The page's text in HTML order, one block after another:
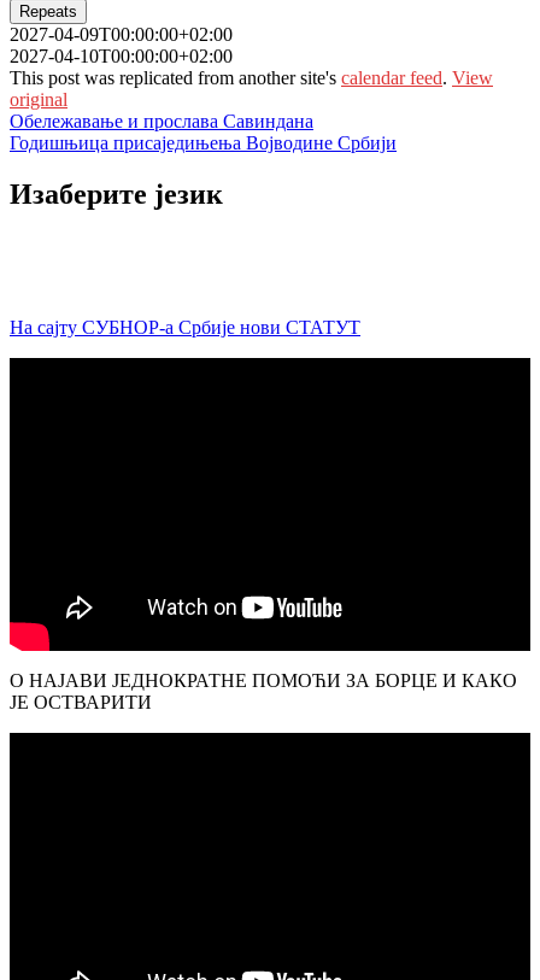
Repeats
2027-04-09T00:00:00+02:00
2027-04-10T00:00:00+02:00
This post was replicated from another site's calendar feed. View
original
Кретање
чланка
Обележавање и прослава Савиндана
Годишњица присаједињења Војводине Србији
Изаберите језик
На сајту СУБНОР-а Србије нови СТАТУТ
О НАЈАВИ ЈЕДНОКРАТНЕ ПОМОЋИ ЗА БОРЦЕ И КАКО
ЈЕ ОСТВАРИТИ